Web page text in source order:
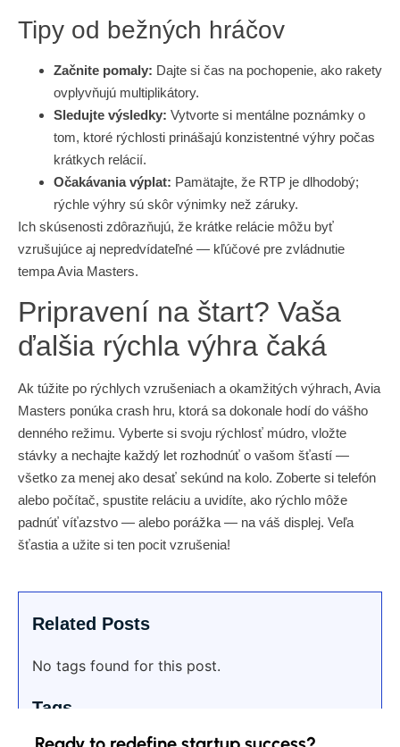
Tipy od bežných hráčov
Začnite pomaly: Dajte si čas na pochopenie, ako rakety
ovplyvňujú multiplikátory.
Sledujte výsledky: Vytvorte si mentálne poznámky o
tom, ktoré rýchlosti prinášajú konzistentné výhry počas
krátkych relácií.
Očakávania výplat: Pamätajte, že RTP je dlhodobý;
rýchle výhry sú skôr výnimky než záruky.
Ich skúsenosti zdôrazňujú, že krátke relácie môžu byť
vzrušujúce aj nepredvídateľné — kľúčové pre zvládnutie
tempa Avia Masters.
Pripravení na štart? Vaša
ďalšia rýchla výhra čaká
Ak túžite po rýchlych vzrušeniach a okamžitých výhrach, Avia
Masters ponúka crash hru, ktorá sa dokonale hodí do vášho
denného režimu. Vyberte si svoju rýchlosť múdro, vložte
stávky a nechajte každý let rozhodnúť o vašom šťastí —
všetko za menej ako desať sekúnd na kolo. Zoberte si telefón
alebo počítač, spustite reláciu a uvidíte, ako rýchlo môže
padnúť víťazstvo — alebo porážka — na váš displej. Veľa
šťastia a užite si ten pocit vzrušenia!
Related Posts
No tags found for this post.
Tags